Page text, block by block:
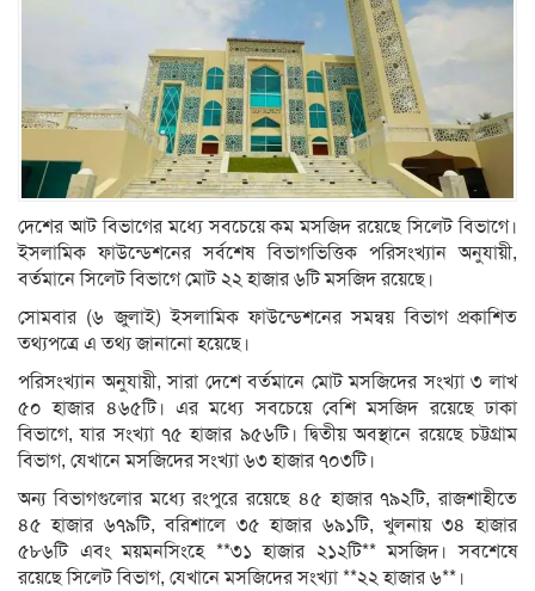
দেশের আট বিভাগের মধ্যে সবচেয়ে কম মসজিদ রয়েছে সিলেট বিভাগে।
ইসলামিক ফাউন্ডেশনের সর্বশেষ বিভাগভিত্তিক পরিসংখ্যান অনুযায়ী,
বর্তমানে সিলেট বিভাগে মোট ২২ হাজার ৬টি মসজিদ রয়েছে।
সোমবার (৬ জুলাই) ইসলামিক ফাউন্ডেশনের সমন্বয় বিভাগ প্রকাশিত
তথ্যপত্রে এ তথ্য জানানো হয়েছে।
পরিসংখ্যান অনুযায়ী, সারা দেশে বর্তমানে মোট মসজিদের সংখ্যা ৩ লাখ
৫০ হাজার ৪৬৫টি। এর মধ্যে সবচেয়ে বেশি মসজিদ রয়েছে ঢাকা
বিভাগে, যার সংখ্যা ৭৫ হাজার ৯৫৬টি। দ্বিতীয় অবস্থানে রয়েছে চট্টগ্রাম
বিভাগ, যেখানে মসজিদের সংখ্যা ৬৩ হাজার ৭০৩টি।
অন্য বিভাগগুলোর মধ্যে রংপুরে রয়েছে ৪৫ হাজার ৭৯২টি, রাজশাহীতে
৪৫ হাজার ৬৭৯টি, বরিশালে ৩৫ হাজার ৬৯১টি, খুলনায় ৩৪ হাজার
৫৮৬টি এবং ময়মনসিংহে **৩১ হাজার ২১২টি** মসজিদ। সবশেষে
রয়েছে সিলেট বিভাগ, যেখানে মসজিদের সংখ্যা **২২ হাজার ৬**।